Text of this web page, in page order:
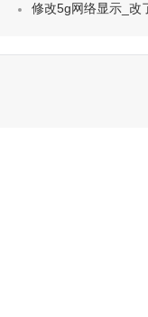
修改5g网络显示_改